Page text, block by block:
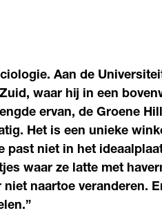
Aan de
waar hij in een
ervan, de Groene
Het is een unieke
past niet in het
waar ze latte met
naartoe veranderen.